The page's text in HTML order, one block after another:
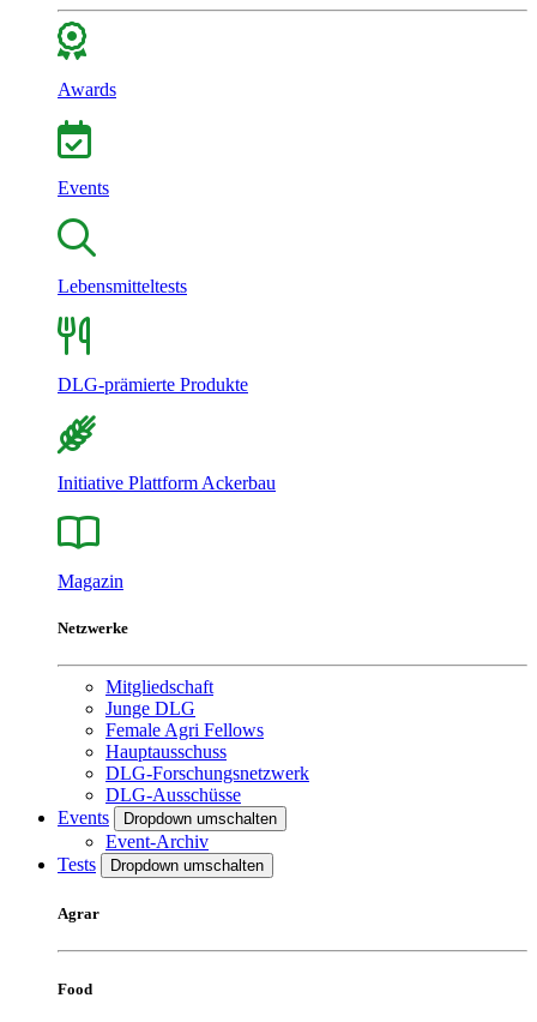
Awards
Events
Lebensmitteltests
DLG-prämierte Produkte
Initiative Plattform Ackerbau
Magazin
Netzwerke
Mitgliedschaft
Junge DLG
Female Agri Fellows
Hauptausschuss
DLG-Forschungsnetzwerk
DLG-Ausschüsse
Events
Dropdown umschalten
Event-Archiv
Tests
Dropdown umschalten
Agrar
Food